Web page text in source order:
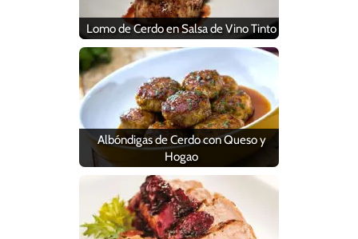
Lomo de Cerdo en Salsa de Vino Tinto
Albóndigas de Cerdo con Queso y
Hogao